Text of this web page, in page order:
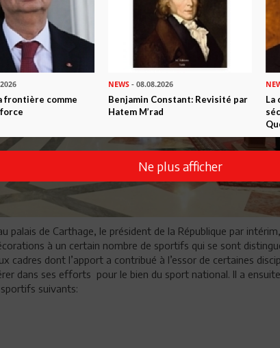
palais de Carthage, le président de la République par intérim,
à un certain nombre de sportifs qui se sont
cadres dont l’apport a contribué à l’essor de certaines
dans ses efforts pour le bien du sport national. Il a ensuite
suivants:
frontière comme
NEWS - 08.08.2026
Benjamin Constant: Revisité par
Hatem M’rad
La
Ne plus afficher